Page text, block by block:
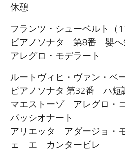
休憩
フランツ・シューベルト（
ピアノソナタ 第8番 嬰へ
アレグロ・モデラート
ルートヴィヒ・ヴァン・ベ
ピアノソナタ 第32番 ハ
マエストーゾ アレグロ
パッシオナート
アリエッタ アダージョ・
ェ エ カンタービレ